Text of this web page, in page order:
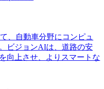
、自動車分野にコンピュ
ビジョンAIは、道路の安
向上させ、よりスマートな